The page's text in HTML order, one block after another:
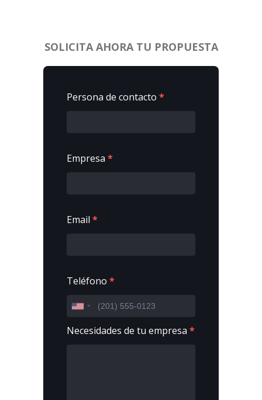
SOLICITA AHORA TU PROPUESTA
Persona de contacto *
Empresa *
Email *
Teléfono *
Necesidades de tu empresa *